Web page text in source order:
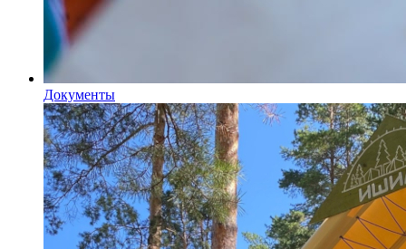
Документы